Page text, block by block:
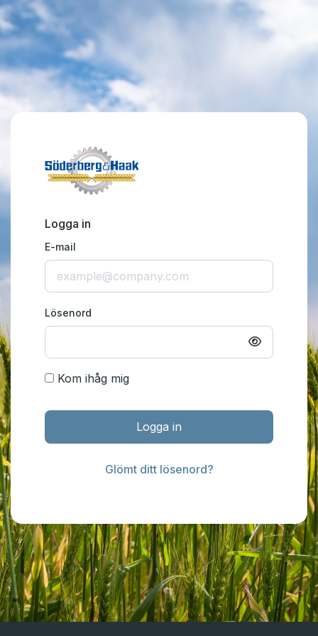
Logga in
E-mail
Lösenord
Kom ihåg mig
Logga in
Glömt ditt lösenord?